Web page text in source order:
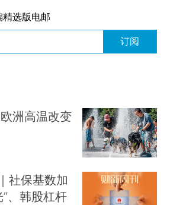
选版电邮
订阅
洲高温改变
社保基数加
、韩股杠杆